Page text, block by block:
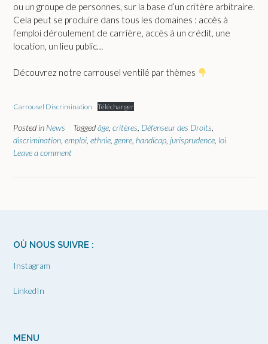
ou un groupe de personnes, sur la base d’un critère arbitraire.
Cela peut se produire dans tous les domaines : accès à
l’emploi déroulement de carrière, accès à un crédit, une
location, un lieu public…
Découvrez notre carrousel ventilé par thèmes
Carrousel Discrimination Télécharger
Posted in News Taggedâge critères Défenseur des Droits
discrimination emploi ethnie genre handicap jurisprudence loi
Leave a comment
OÙ NOUS SUIVRE :
Instagram
LinkedIn
MENU